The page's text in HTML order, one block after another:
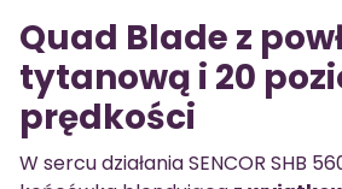
Quad Blade z
tytanową i 20
prędkości
W sercu działania SENCOR SHB